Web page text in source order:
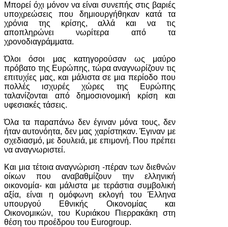
Μπορεί όχι μόνον να είναι συνεπής στις βαριές
υποχρεώσεις που δημιουργήθηκαν κατά τα
χρόνια της κρίσης, αλλά και να τις
αποπληρώνει νωρίτερα από τα
χρονοδιαγράμματα.
Όλοι όσοι μας κατηγορούσαν ως μαύρο
πρόβατο της Ευρώπης, τώρα αναγνωρίζουν τις
επιτυχίες μας, και μάλιστα σε μια περίοδο που
πολλές ισχυρές χώρες της Ευρώπης
ταλανίζονται από δημοσιονομική κρίση και
υφεσιακές τάσεις.
Όλα τα παραπάνω δεν έγιναν μόνα τους, δεν
ήταν αυτονόητα, δεν μας χαρίστηκαν. Έγιναν με
σχεδιασμό, με δουλειά, με επιμονή. Που πρέπει
να αναγνωριστεί.
Και μια τέτοια αναγνώριση -πέραν των διεθνών
οίκων που αναβαθμίζουν την ελληνική
οικονομία- και μάλιστα με τεράστια συμβολική
αξία, είναι η ομόφωνη εκλογή του Έλληνα
υπουργού Εθνικής Οικονομίας και
Οικονομικών, του Κυριάκου Πιερρακάκη στη
θέση του προέδρου του Eurogroup.